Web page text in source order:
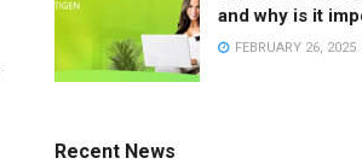
and why is it
FEBRUARY 26, 2025
Recent News